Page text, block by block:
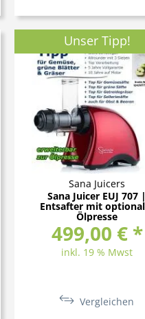
Unser Tipp!
Sana Juicers
Sana Juicer EUJ 707 |
Entsafter mit
Ölpresse
499,00 € *
inkl. 19 % Mwst
Vergleichen